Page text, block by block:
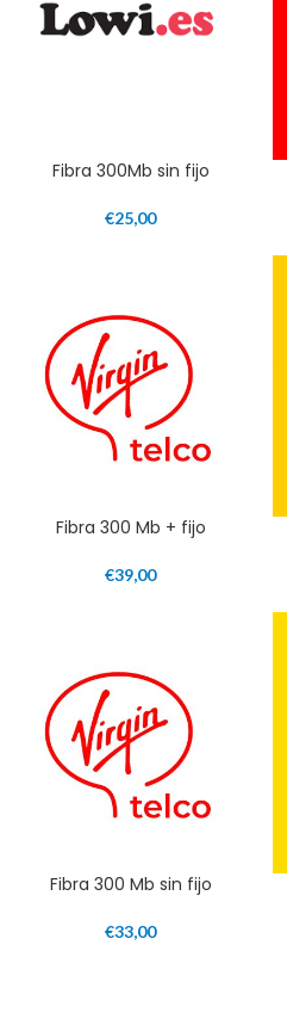
Fibra 300Mb sin fijo
€25,00
Fibra 300 Mb + fijo
€39,00
Fibra 300 Mb sin fijo
€33,00